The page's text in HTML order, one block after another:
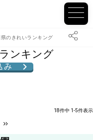
県のきれいランキング
ンキング
み
18件中 1-5件表示